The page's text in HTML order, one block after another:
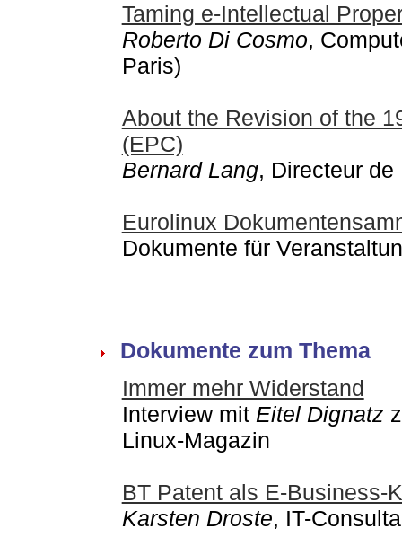
Taming e-Intellectual
Roberto Di Cosmo,
Paris)
About the Revision of the
(EPC)
Bernard Lang, Directeur de
Eurolinux
Dokumente für
Dokumente zum Thema
Immer mehr Widerstand
Interview mit Eitel Dignatz
Linux-Magazin
BT Patent als E-Business-
Karsten Droste, IT-